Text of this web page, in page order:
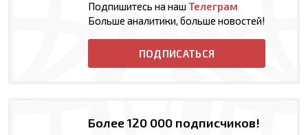
Подпишитесь на наш Телеграм
Больше аналитики, больше новостей!
ПОДПИСАТЬСЯ
Более 120 000 подписчиков!